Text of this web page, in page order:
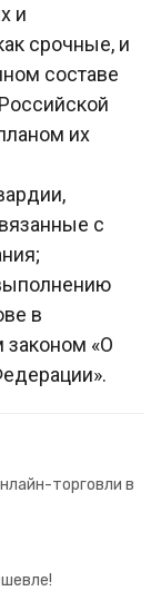
и
срочные, и
составе
их
с
в
законом «О
торговли в